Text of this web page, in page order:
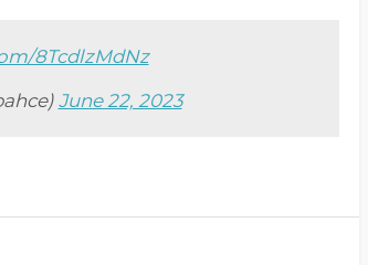
8TcdlzMdNz
June 22, 2023